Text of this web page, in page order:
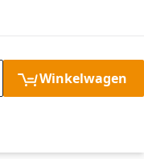
Winkelwagen